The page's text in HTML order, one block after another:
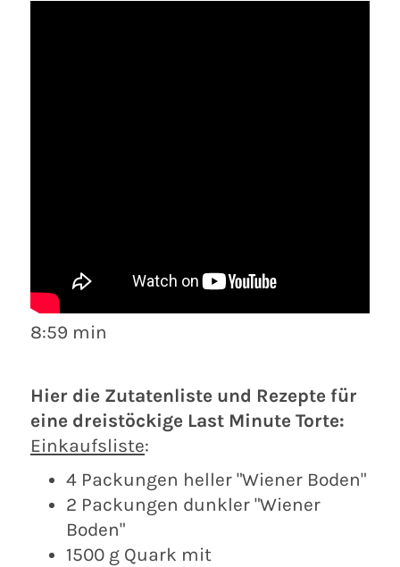
8:59 min
Hier die Zutatenliste und Rezepte für
eine dreistöckige Last Minute Torte:
Einkaufsliste:
4 Packungen heller "Wiener Boden"
2 Packungen dunkler "Wiener
Boden"
1500 g Quark mit